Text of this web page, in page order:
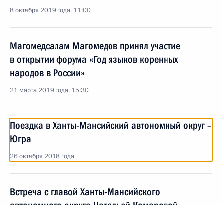
8 октября 2019 года, 11:00
Магомедсалам Магомедов принял участие
в открытии форума «Год языков коренных
народов в России»
21 марта 2019 года, 15:30
Поездка в Ханты-Мансийский автономный округ –
Югра
26 октября 2018 года
Встреча с главой Ханты-Мансийского